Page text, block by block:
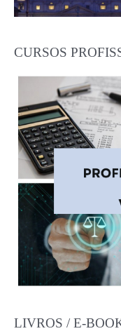
CURSOS
LIVROS / E-